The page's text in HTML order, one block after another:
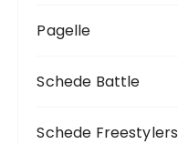
Pagelle
Schede Battle
Schede Freestylers